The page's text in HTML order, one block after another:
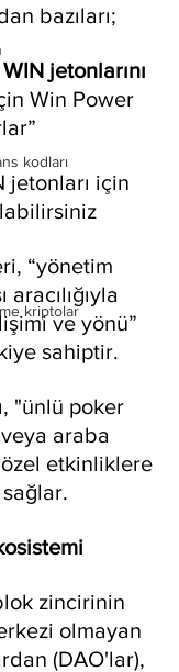
kodları
kriptolar
bazıları;
WIN jetonlarını
Win Power
jetonları için
“yönetim
aracılığıyla
ve yönü”
sahiptir.
"ünlü poker
araba
etkinliklere
zincirinin
olmayan
(DAO'lar),